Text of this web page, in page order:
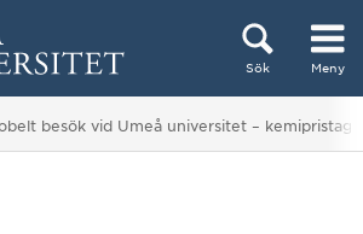
Sök Meny
är här:besök vid Umeå universitet –